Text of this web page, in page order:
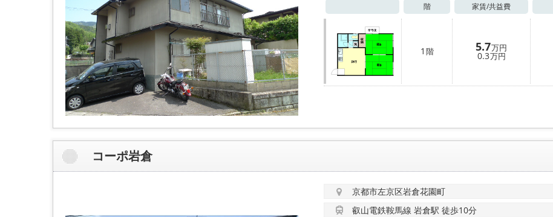
階 家賃/共益費
1 階 5.7万円
0.3万円
コーポ岩倉
京都市左京区岩倉花園町
叡山電鉄鞍馬線 岩倉駅 徒歩10分